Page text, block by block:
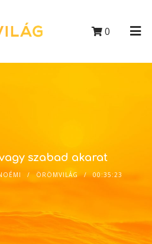
0
szabad akarat
ÖRÖMVILÁG 00:35:23